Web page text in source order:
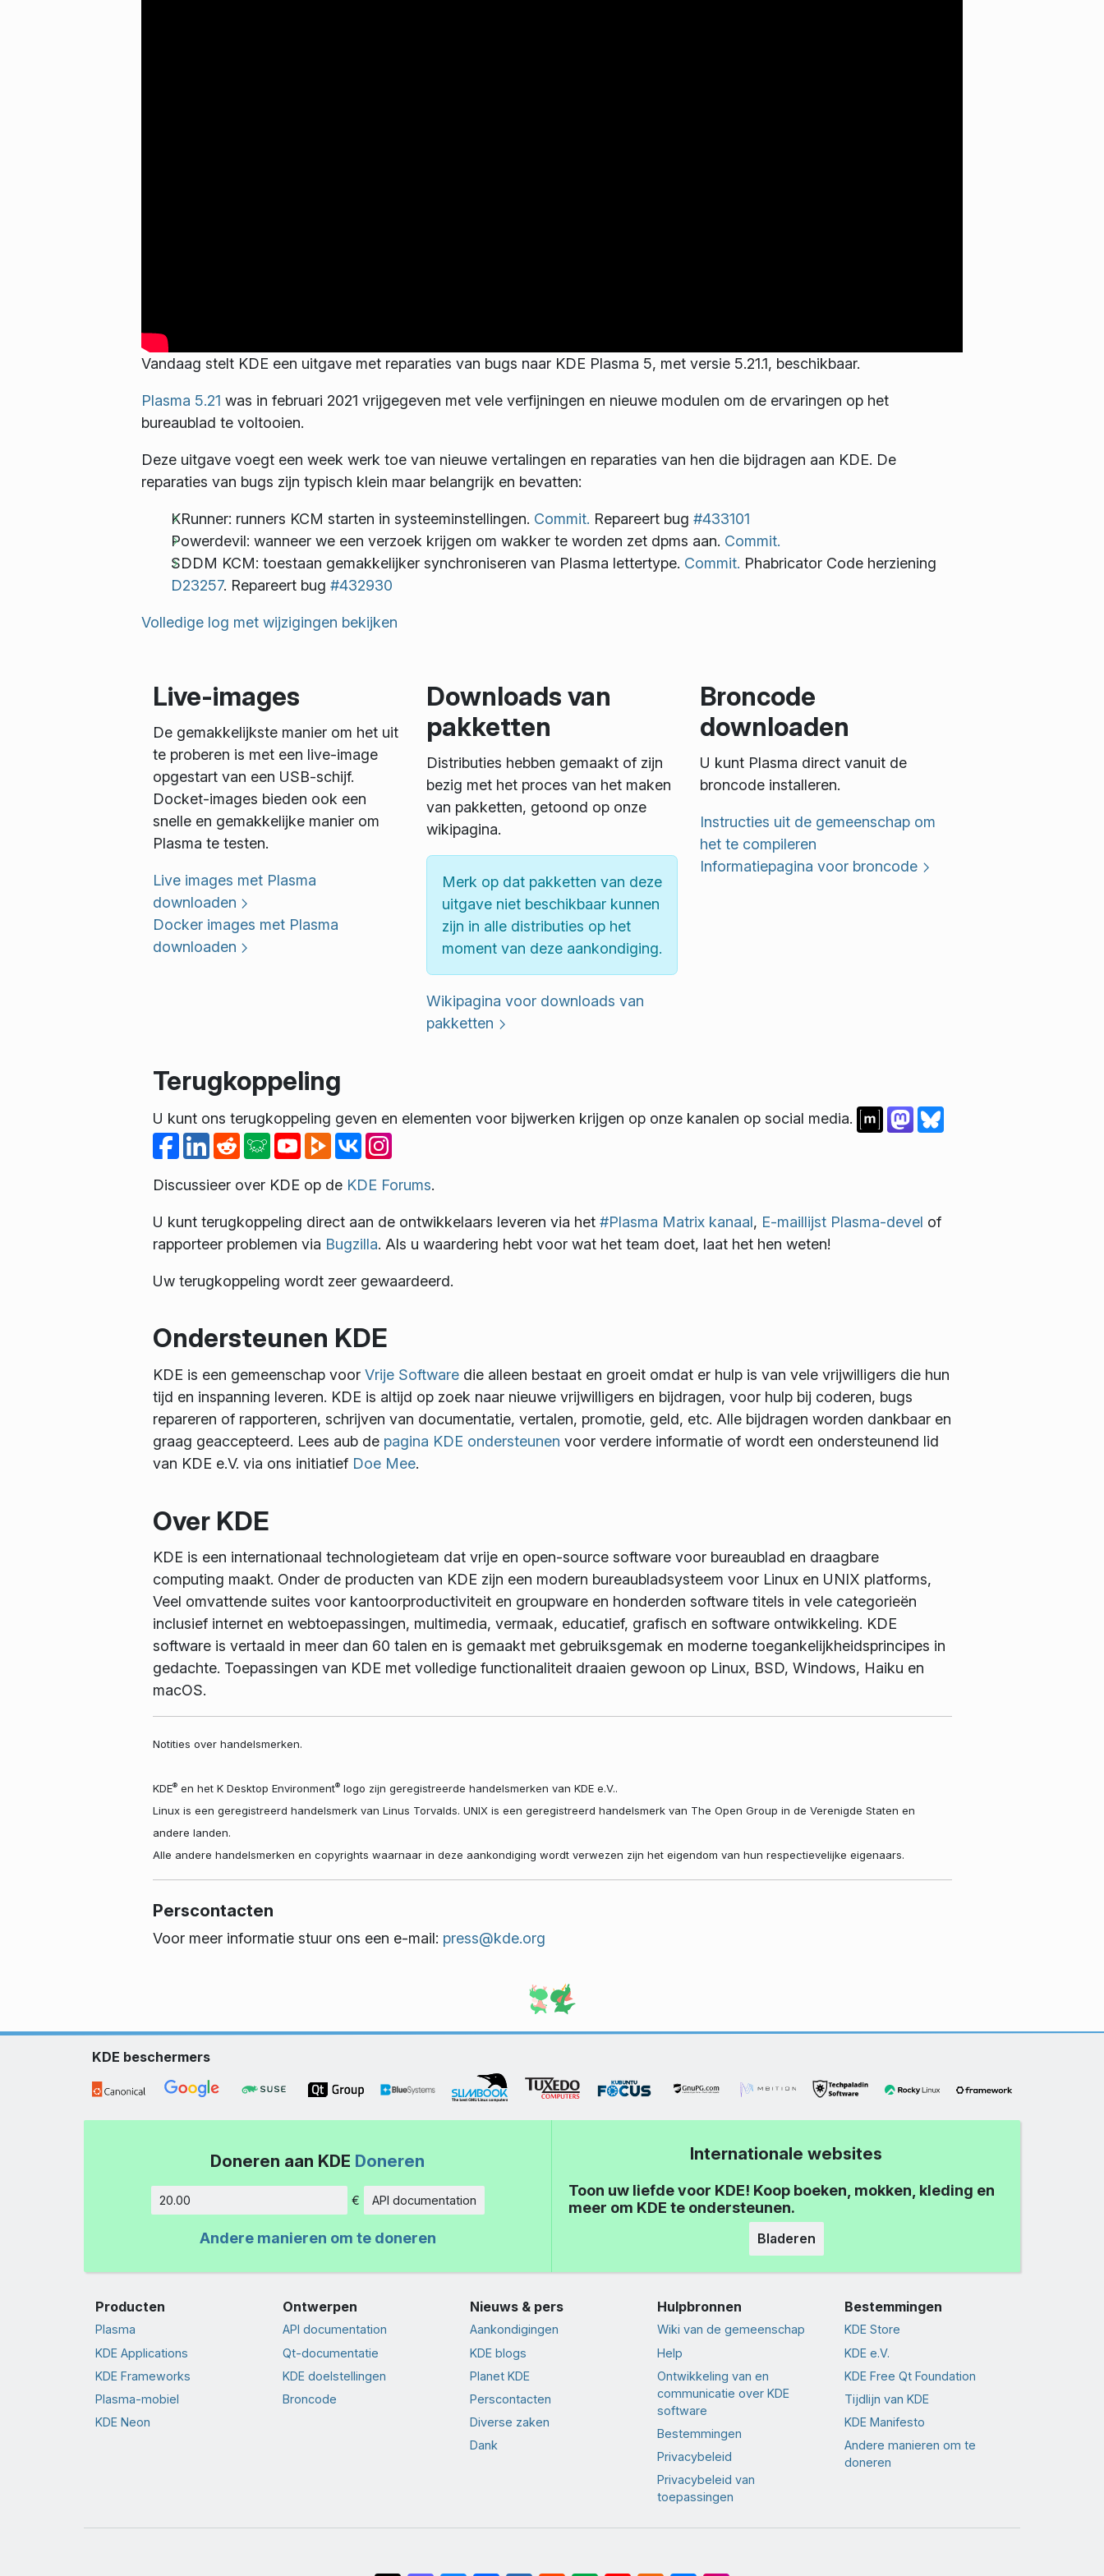
Vandaag stelt KDE een uitgave met reparaties van bugs naar KDE Plasma 5, met versie 5.21.1, beschikbaar.
Plasma 5.21 was in februari 2021 vrijgegeven met vele verfijningen en nieuwe modulen om de ervaringen op het
bureaublad te voltooien.
Deze uitgave voegt een week werk toe van nieuwe vertalingen en reparaties van hen die bijdragen aan KDE. De
reparaties van bugs zijn typisch klein maar belangrijk en bevatten:
KRunner: runners KCM starten in systeeminstellingen. Commit. Repareert bug #433101
Powerdevil: wanneer we een verzoek krijgen om wakker te worden zet dpms aan. Commit.
SDDM KCM: toestaan gemakkelijker synchroniseren van Plasma lettertype. Commit. Phabricator Code herziening
D23257. Repareert bug #432930
Volledige log met wijzigingen bekijken
Live-images
De gemakkelijkste manier om het uit
te proberen is met een live-image
opgestart van een USB-schijf.
Docket-images bieden ook een
snelle en gemakkelijke manier om
Plasma te testen.
Live images met Plasma
downloaden
Docker images met Plasma
downloaden
Downloads van
pakketten
Distributies hebben gemaakt of zijn
bezig met het proces van het maken
van pakketten, getoond op onze
wikipagina.
Merk op dat pakketten van deze
uitgave niet beschikbaar kunnen
zijn in alle distributies op het
moment van deze aankondiging.
Wikipagina voor downloads van
pakketten
Broncode
downloaden
U kunt Plasma direct vanuit de
broncode installeren.
Instructies uit de gemeenschap om
het te compileren
Informatiepagina voor broncode
Terugkoppeling
U kunt ons terugkoppeling geven en elementen voor bijwerken krijgen op onze kanalen op social media.
Discussieer over KDE op de KDE Forums.
U kunt terugkoppeling direct aan de ontwikkelaars leveren via het #Plasma Matrix kanaal, E-maillijst Plasma-devel of
rapporteer problemen via Bugzilla. Als u waardering hebt voor wat het team doet, laat het hen weten!
Uw terugkoppeling wordt zeer gewaardeerd.
Ondersteunen KDE
KDE is een gemeenschap voor Vrije Softwaredie alleen bestaat en groeit omdat er hulp is van vele vrijwilligers die hun
tijd en inspanning leveren. KDE is altijd op zoek naar nieuwe vrijwilligers en bijdragen, voor hulp bij coderen, bugs
repareren of rapporteren, schrijven van documentatie, vertalen, promotie, geld, etc. Alle bijdragen worden dankbaar en
graag geaccepteerd. Lees aub de pagina KDE ondersteunen voor verdere informatie of wordt een ondersteunend lid
van KDE e.V. via ons initiatief Doe Mee.
Over KDE
KDE is een internationaal technologieteam dat vrije en open-source software voor bureaublad en draagbare
computing maakt. Onder de producten van KDE zijn een modern bureaubladsysteem voor Linux en UNIX platforms,
Veel omvattende suites voor kantoorproductiviteit en groupware en honderden software titels in vele categorieën
inclusief internet en webtoepassingen, multimedia, vermaak, educatief, grafisch en software ontwikkeling. KDE
software is vertaald in meer dan 60 talen en is gemaakt met gebruiksgemak en moderne toegankelijkheidsprincipes in
gedachte. Toepassingen van KDE met volledige functionaliteit draaien gewoon op Linux, BSD, Windows, Haiku en
macOS.
Notities over handelsmerken.
KDE®en het K Desktop Environment®logo zijn geregistreerde handelsmerken van KDE e.V..
Linux is een geregistreerd handelsmerk van Linus Torvalds. UNIX is een geregistreerd handelsmerk van The Open Group in de Verenigde Staten en
andere landen.
Alle andere handelsmerken en copyrights waarnaar in deze aankondiging wordt verwezen zijn het eigendom van hun respectievelijke eigenaars.
Perscontacten
Voor meer informatie stuur ons een e-mail: press@kde.org
KDE beschermers
Doneren aan KDE Doneren
Hoeveelheid
€ API documentation
Andere manieren om te doneren
Internationale websites
Toon uw liefde voor KDE! Koop boeken, mokken, kleding en
meer om KDE te ondersteunen.
Bladeren
Producten
Plasma
KDE Applications
KDE Frameworks
Plasma-mobiel
KDE Neon
Ontwerpen
API documentation
Qt-documentatie
KDE doelstellingen
Broncode
Nieuws & pers
Aankondigingen
KDE blogs
Planet KDE
Perscontacten
Diverse zaken
Dank
Hulpbronnen
Wiki van de gemeenschap
Help
Ontwikkeling van en
communicatie over KDE
software
Bestemmingen
Privacybeleid
Privacybeleid van
toepassingen
Bestemmingen
KDE Store
KDE e.V.
KDE Free Qt Foundation
Tijdlijn van KDE
KDE Manifesto
Andere manieren om te
doneren